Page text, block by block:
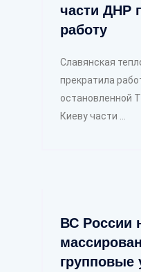
части ДНР
работу
Славянская
прекратила
остановленной
Киеву части ...
ВС России
групповые